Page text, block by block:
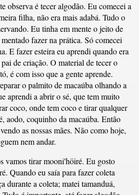
observa é tecer algodão. Eu comecei a
filha, não era mais adabá. Tudo o
Eu tinha em mente o jeito de
fazer na prática. Só comecei
E fazer esteira eu aprendi quando era
de criação. O material de tecer o
é com isso que a gente aprende.
o palmito de macaúba olhando a
aprendi a abrir o sé, que tem muito
coco, onde tem coco e tirar qualquer
aodo, coquinho da macaúba. Então
as nossas mães. Não como hoje,
nem andar.
vamos tirar mooni'höiré. Eu gosto
Quando eu saía para fazer coleta
durante a coleta; matei tamanduá,